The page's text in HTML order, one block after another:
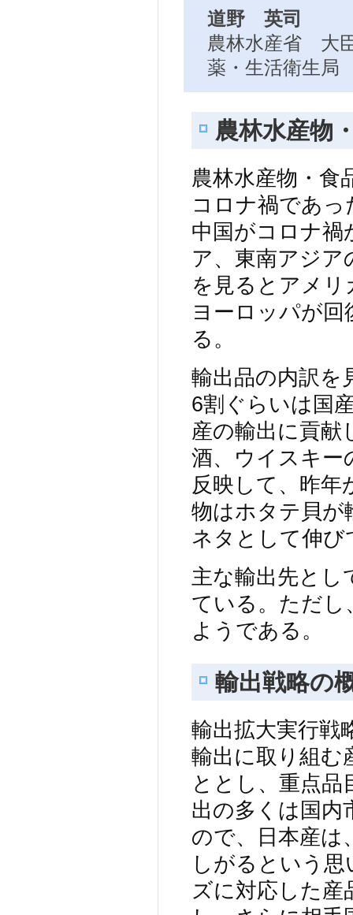
道野 英司
農林水産省 大
薬・生活衛生局
農林水産物
農林水産物・食
コロナ禍であ
中国がコロナ禍
ア、東南アジア
を見るとアメ
ヨーロッパが
る。
輸出品の内訳を
6割ぐらいは国
産の輸出に貢献
酒、ウイスキー
反映して、昨年
物はホタテ貝が
ネタとして伸び
主な輸出先とし
ている。ただし
ようである。
輸出戦略の
輸出拡大実行戦
輸出に取り組む
ととし、重点品
出の多くは国内
ので、日本産は
しがるという
ズに対応した産